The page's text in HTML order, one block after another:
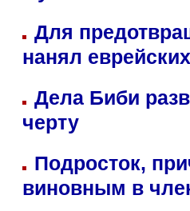
Для
нанял
Дела Биби
черту
Подросток,
виновным в